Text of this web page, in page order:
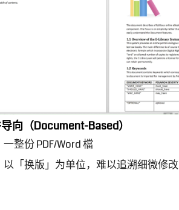
向（Document-Based）
整份 PDF/Word 檔
以「换版」为单位，难以追溯细微修改